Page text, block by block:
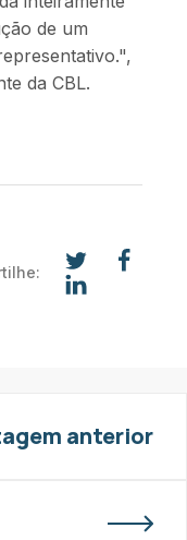
de um
da CBL.
anterior